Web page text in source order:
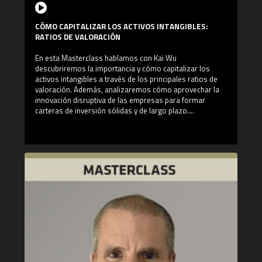
Jack (Alicante) y LOEWE – Louis Vuitton (Madrid) como
Commercial Manager y en Fujitsu (Tokyo), como Account
Manager.
CÓMO CAPITALIZAR LOS ACTIVOS INTANGIBLES:
RATIOS DE VALORACIÓN
En esta Masterclass hablamos con Kai Wu
descubriremos la importancia y cómo capitalizar los
activos intangibles a través de los principales ratios de
valoración. Además, analizaremos cómo aprovechar la
innovación disruptiva de las empresas para formar
carteras de inversión sólidas y de largo plazo.
- El Enfoque Quant en productos no estructurados y
alternativos e IA
- Capitalizar activos intangibles: Ratios para analizar los
activos intangibles
- Los cambios en la estructura del mercado generados
- La innovación disruptiva para generar carteras de
¿Quién es Kai Wu?
Kai Wu es el fundador y director de inversiones de
Sparkline Capital, una empresa de gestión de inversiones